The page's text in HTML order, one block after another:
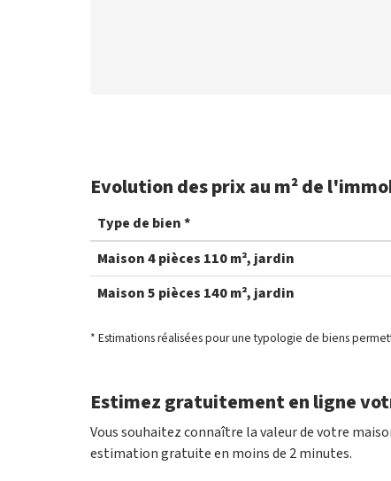
Evolution des prix au m² de
Type de bien *
Maison 4 pièces 110 m², jardin
Maison 5 pièces 140 m², jardin
* Estimations réalisées pour une typologie de biens
Estimez gratuitement en ligne
Vous souhaitez connaître la valeur de votre
estimation gratuite en moins de 2 minutes.